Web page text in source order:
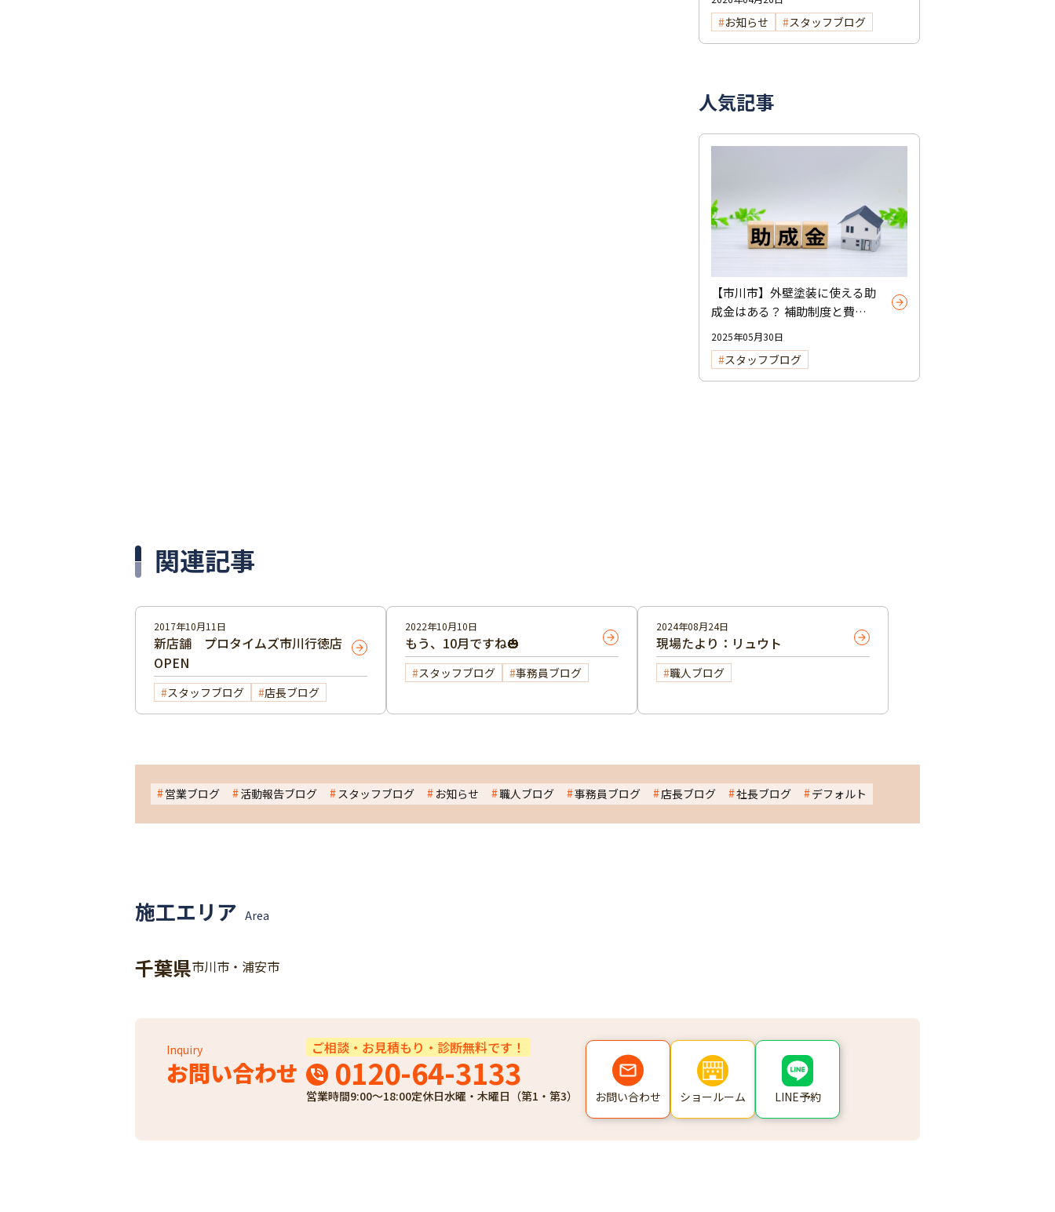
お知らせ スタッフブログ
人気記事
【市川市】外壁塗装に使える助
成金はある？ 補助制度と費用
を抑えるコツを紹介
2025年05月30日
スタッフブログ
関連記事
2017年10月11日
新店舗 プロタイムズ市川行徳店
OPEN
スタッフブログ 店長ブログ
2022年10月10日
もう、10月ですね🎃
スタッフブログ 事務員ブログ
2024年08月24日
現場たより：リュウト
職人ブログ
営業ブログ 活動報告ブログ スタッフブログ お知らせ 職人ブログ 事務員ブログ 店長ブログ 社長ブログ デフォルト
施工エリア Area
千葉県市川市・浦安市
お問い合わせ
Inquiry ご相談・お見積もり・診断無料です！
0120-64-3133
営業時間9:00～18:00定休日水曜・木曜日（第1・第3） お問い合わせ ショールーム LINE予約